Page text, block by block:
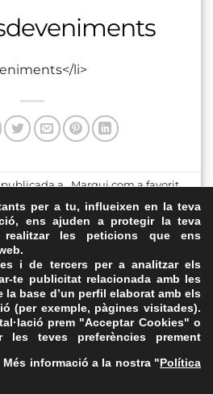
li>
a . Marqui com a favorit
Plaça de la Raval de la
Canonja
FAQs
per a tu, influeixen en la teva
ens ajuden a protegir la teva
realitzar les peticions que ens
i de tercers per a analitzar els
te publicitat relacionada amb les
la base d’un perfil elaborat amb els
(per exemple, pàgines visitades).
prem "Acceptar Cookies" o
les teves preferències prement
Més informació a la nostra "Política